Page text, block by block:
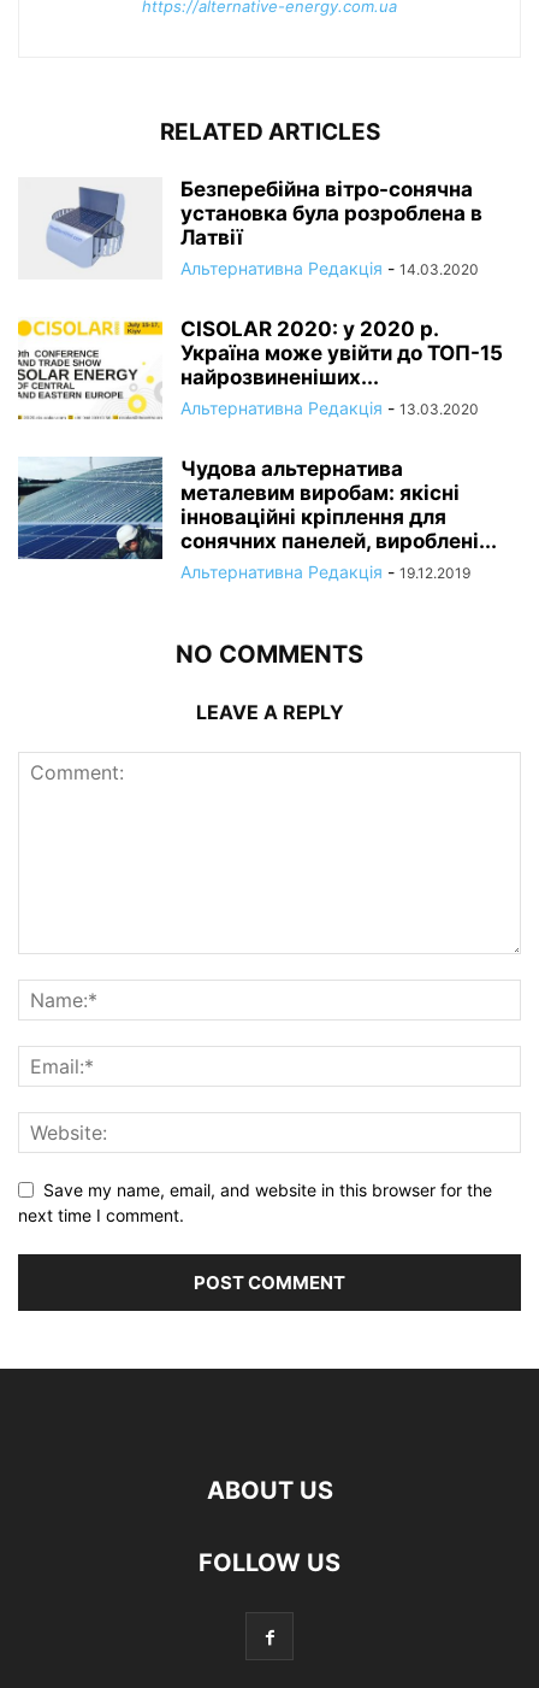
https://alternative-energy.com.ua
RELATED ARTICLES
Безперебійна вітро-сонячна
установка була розроблена в
Латвії
Альтернативна Редакція - 14.03.2020
CISOLAR 2020: у 2020 р.
Україна може увійти до ТОП-15
найрозвиненіших...
Альтернативна Редакція - 13.03.2020
Чудова альтернатива
металевим виробам: якісні
інноваційні кріплення для
сонячних панелей, вироблені...
Альтернативна Редакція - 19.12.2019
NO COMMENTS
LEAVE A REPLY
Save my name, email, and website in this browser for the
next time I comment.
ABOUT US
FOLLOW US